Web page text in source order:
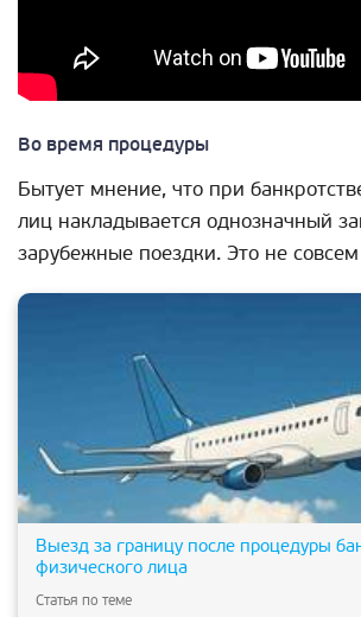
Во время процедуры
Бытует мнение, что при
лиц накладывается однозначный
зарубежные поездки. Это не совсем
Выезд за границу после процедуры
физического лица
Статья по теме